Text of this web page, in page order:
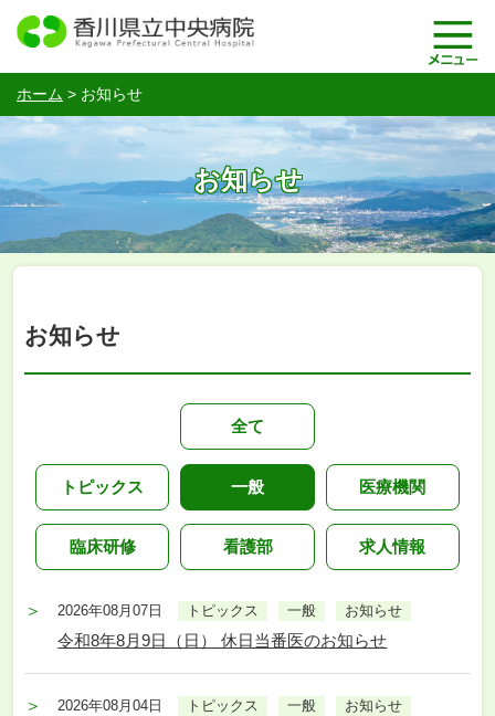
ホーム > お知らせ
お知らせ
お知らせ
全て
トピックス 一般 医療機関
臨床研修 看護部 求人情報
2026年08月07日 トピックス 一般 お知らせ
令和8年8月9日（日） 休日当番医のお知らせ
2026年08月04日 トピックス 一般 お知らせ